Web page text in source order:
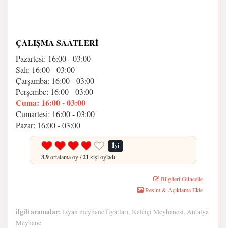
ÇALIŞMA SAATLERI
Pazartesi: 16:00 - 03:00
Salı: 16:00 - 03:00
Çarşamba: 16:00 - 03:00
Perşembe: 16:00 - 03:00
Cuma: 16:00 - 03:00
Cumartesi: 16:00 - 03:00
Pazar: 16:00 - 03:00
İyi
3.9ortalama oy /21 kişi oyladı.
Bilgileri Güncelle
Resim & Açıklama Ekle
ilgili aramalar: İsyan meyhane fiyatları, Kaleiçi Meyhanesi, Antalya
Meyhane